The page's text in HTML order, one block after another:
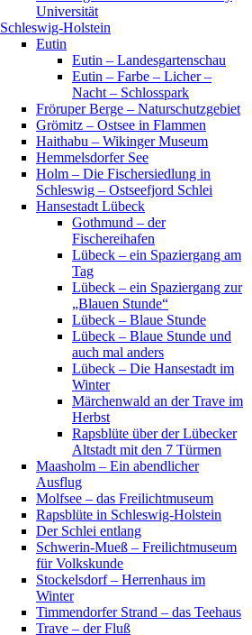
Universität
Schleswig-Holstein
Eutin
Eutin – Landesgartenschau
Eutin – Farbe – Licher –
Nacht – Schlosspark
Fröruper Berge – Naturschutzgebiet
Grömitz – Ostsee in Flammen
Haithabu – Wikinger Museum
Hemmelsdorfer See
Holm – Die Fischersiedlung in
Schleswig – Ostseefjord Schlei
Hansestadt Lübeck
Gothmund – der
Fischereihafen
Lübeck – ein Spaziergang am
Tag
Lübeck – ein Spaziergang zur
„Blauen Stunde“
Lübeck – Blaue Stunde
Lübeck – Blaue Stunde und
auch mal anders
Lübeck – Die Hansestadt im
Winter
Märchenwald an der Trave im
Herbst
Rapsblüte über der Lübecker
Altstadt mit den 7 Türmen
Maasholm – Ein abendlicher
Ausflug
Molfsee – das Freilichtmuseum
Rapsblüte in Schleswig-Holstein
Der Schlei entlang
Schwerin-Mueß – Freilichtmuseum
für Volkskunde
Stockelsdorf – Herrenhaus im
Winter
Timmendorfer Strand – das Teehaus
Trave – der Fluß